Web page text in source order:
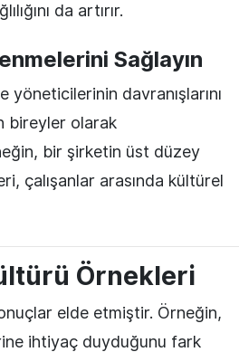
da artırır.
Sağlayın
yöneticilerinin davranışlarını
bireyler olarak
bir şirketin üst düzey
çalışanlar arasında kültürel
Örnekleri
elde etmiştir. Örneğin,
ihtiyaç duyduğunu fark